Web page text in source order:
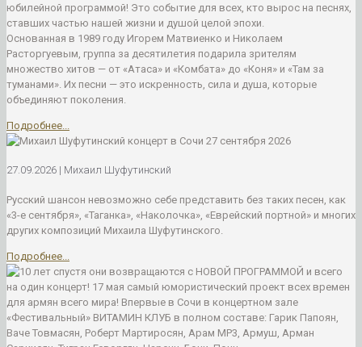
юбилейной программой! Это событие для всех, кто вырос на песнях,
ставших частью нашей жизни и душой целой эпохи.
Основанная в 1989 году Игорем Матвиенко и Николаем
Расторгуевым, группа за десятилетия подарила зрителям
множество хитов — от «Атаса» и «Комбата» до «Коня» и «Там за
туманами». Их песни — это искренность, сила и душа, которые
объединяют поколения.
Подробнее...
27.09.2026 | Михаил Шуфутинский
Русский шансон невозможно себе представить без таких песен, как
«3-е сентября», «Таганка», «Наколочка», «Еврейский портной» и многих
других композиций Михаила Шуфутинского.
Подробнее...